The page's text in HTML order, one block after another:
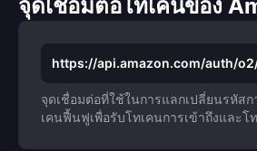
จุดเชื่อมต่อโทเคนของ
https://api.amazon.com/auth/
จุดเชื่อมต่อที่ใช้ในการแลกเปลี่ยนรหัส
เคนฟื้นฟูเพื่อรับโทเคนการเข้าถึงและโ